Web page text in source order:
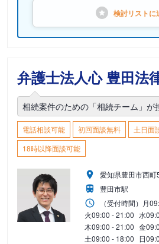
検討リストに
弁護士法人心 豊田法
相続案件のための「相続チーム」が
電話相談可能 初回面談無料
土日面
18時以降面談可能
愛知県豊田市西
豊田市駅
（受付時間） 月
火09:00 - 21:00 水
木09:00 - 21:00 金
土09:00 - 18:00 日